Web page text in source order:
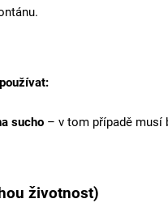
sucho – v tom případě musí
životnost)